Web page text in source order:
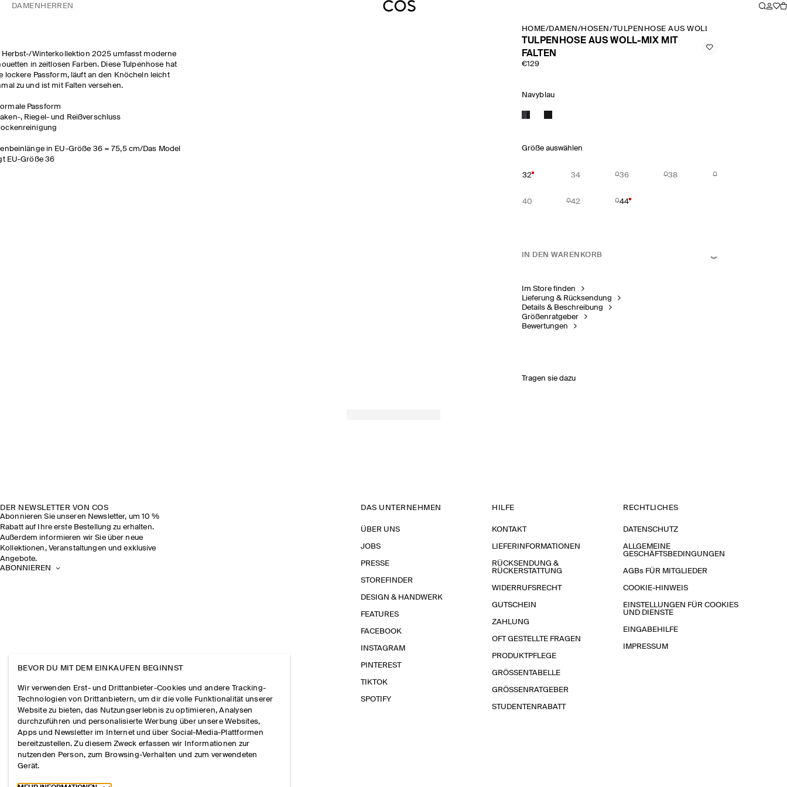
DAMEN HERREN
Herbst-/Winterkollektion 2025 umfasst moderne
in zeitlosen Farben. Diese Tulpenhose hat
lockere Passform, läuft an den Knöcheln leicht
zu und ist mit Falten versehen.
Passform
, Riegel- und Reißverschluss
in EU-Größe 36 = 75,5 cm/Das Model
EU-Größe 36
HOME/DAMEN /HOSEN /TULPENHOSE AUS WOLL MIX MIT FALTEN
TULPENHOSE AUS WOLL-MIX MIT
FALTEN
€129
Navyblau
Größe auswählen
32 34 36 38
40 42 44
IN DEN WARENKORB
Im Store finden
Lieferung & Rücksendung
Details & Beschreibung
Größenratgeber
Bewertungen
Tragen sie dazu
DER NEWSLETTER VON COS
Abonnieren Sie unseren Newsletter, um 10 %
Rabatt auf Ihre erste Bestellung zu erhalten.
Außerdem informieren wir Sie über neue
Kollektionen, Veranstaltungen und exklusive
Angebote.
ABONNIEREN
DAS UNTERNEHMEN
ÜBER UNS
JOBS
PRESSE
STOREFINDER
DESIGN & HANDWERK
FEATURES
FACEBOOK
INSTAGRAM
PINTEREST
TIKTOK
SPOTIFY
HILFE
KONTAKT
LIEFERINFORMATIONEN
RÜCKSENDUNG &
RÜCKERSTATTUNG
WIDERRUFSRECHT
GUTSCHEIN
ZAHLUNG
OFT GESTELLTE FRAGEN
PRODUKTPFLEGE
GRÖSSENTABELLE
GRÖSSENRATGEBER
STUDENTENRABATT
RECHTLICHES
DATENSCHUTZ
ALLGEMEINE
GESCHÄFTSBEDINGUNGEN
AGBs FÜR MITGLIEDER
COOKIE-HINWEIS
EINSTELLUNGEN FÜR COOKIES
UND DIENSTE
EINGABEHILFE
IMPRESSUM
BEVOR DU MIT DEM EINKAUFEN BEGINNST
Wir verwenden Erst- und Drittanbieter-Cookies und andere Tracking-
Technologien von Drittanbietern, um dir die volle Funktionalität unserer
Website zu bieten, das Nutzungserlebnis zu optimieren, Analysen
durchzuführen und personalisierte Werbung über unsere Websites,
Apps und Newsletter im Internet und über Social-Media-Plattformen
bereitzustellen. Zu diesem Zweck erfassen wir Informationen zur
nutzenden Person, zum Browsing-Verhalten und zum verwendeten
Gerät.